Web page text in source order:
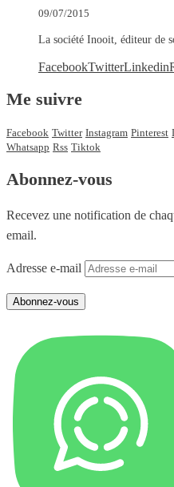
09/07/2015
La société Inooit, éditeur de
FacebookTwitterLinkedin
Me suivre
Facebook Twitter Instagram Pinterest
Whatsapp Rss Tiktok
Abonnez-vous
Recevez une notification de
email.
Adresse e-mail
Abonnez-vous